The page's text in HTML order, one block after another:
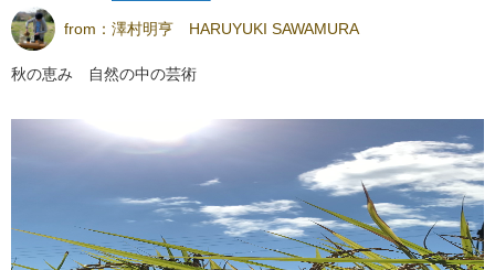
from： 澤村明亨 HARUYUKI SAWAMURA
秋の恵み 自然の中の芸術